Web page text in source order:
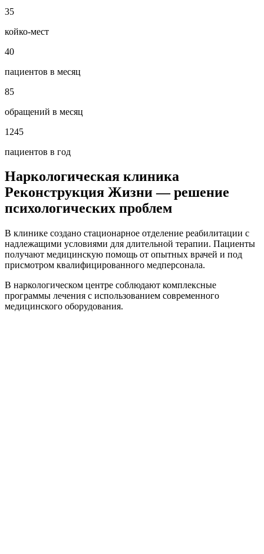
35
койко-мест
40
пациентов в месяц
85
обращений в месяц
1245
пациентов в год
Наркологическая клиника
Реконструкция Жизни — решение
психологических проблем
В клинике создано стационарное отделение реабилитации с
надлежащими условиями для длительной терапии. Пациенты
получают медицинскую помощь от опытных врачей и под
присмотром квалифицированного медперсонала.
В наркологическом центре соблюдают комплексные
программы лечения с использованием современного
медицинского оборудования.